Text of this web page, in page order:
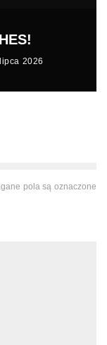
2026
pola są oznaczone